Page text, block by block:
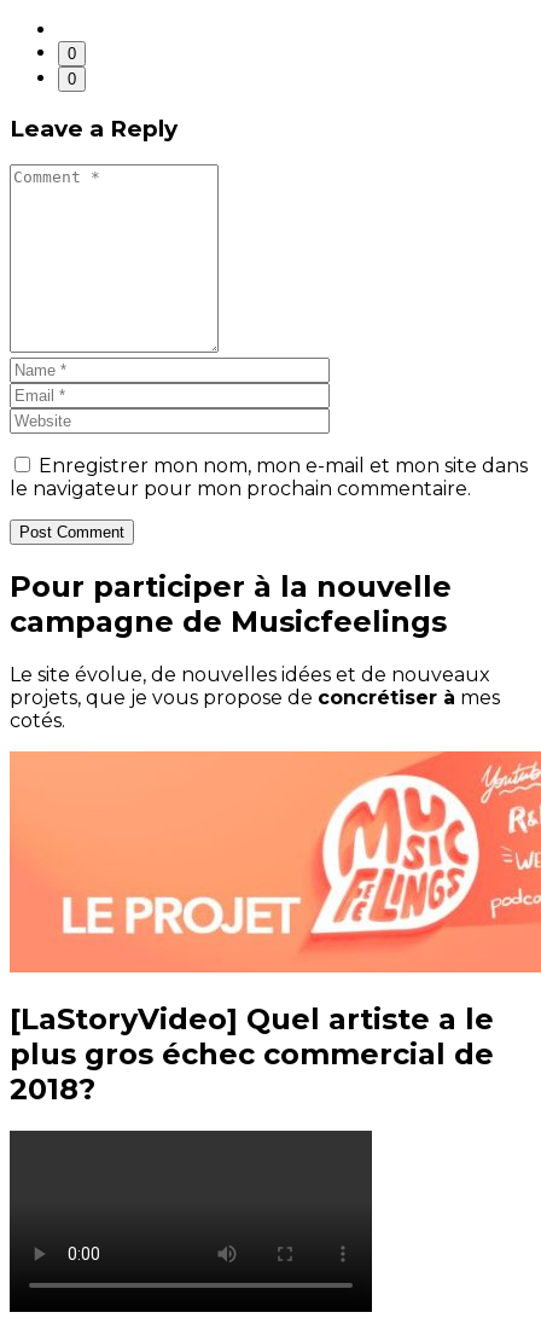
0
0
Leave a Reply
Enregistrer mon nom, mon e-mail et mon site dans
le navigateur pour mon prochain commentaire.
Post Comment
Pour participer à la nouvelle
campagne de Musicfeelings
Le site évolue, de nouvelles idées et de nouveaux
projets, que je vous propose de concrétiser à mes
cotés.
[LaStoryVideo] Quel artiste a le
plus gros échec commercial de
2018?